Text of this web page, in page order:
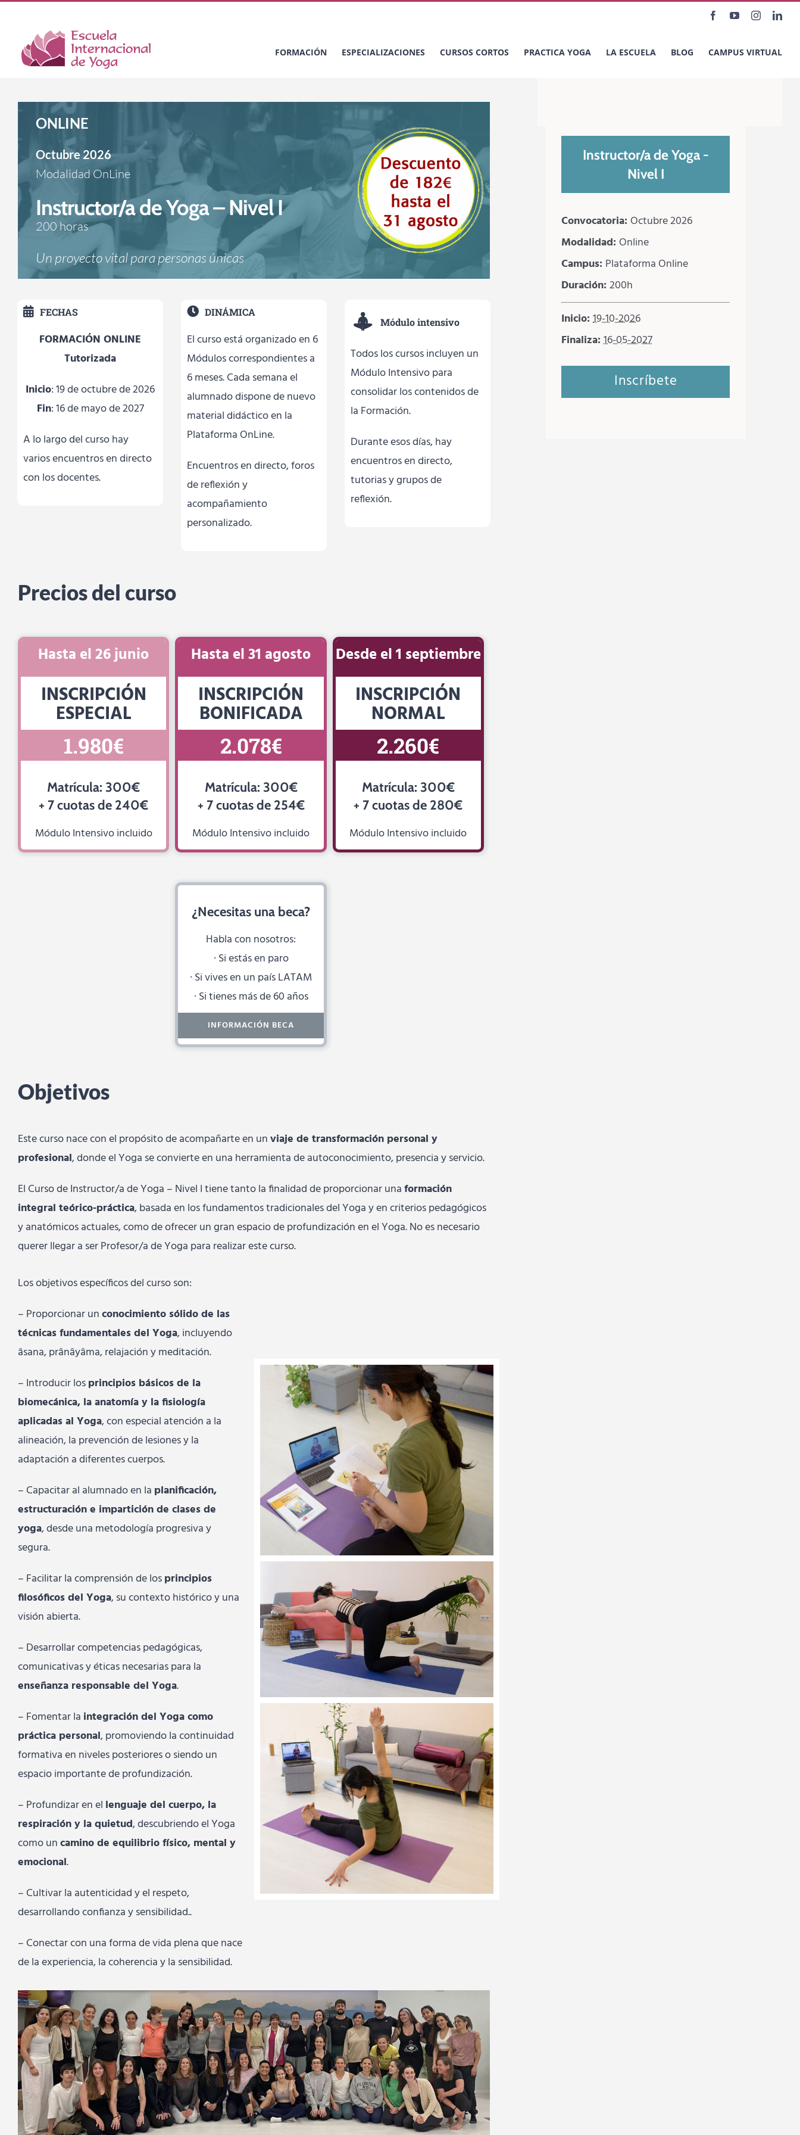
contenido
FacebookYouTubeInstagram
FORMACIÓN ESPECIALIZACIONES CURSOS CORTOS PRACTICA YOGA LA ESCUELA BLOG CAMPUS VIRTUAL
ONLINE
Octubre 2026
Modalidad OnLine
Instructor/a de Yoga – Nivel I
200 horas
Un proyecto vital para personas únicas
FECHAS
FORMACIÓN ONLINE
Tutorizada
Inicio: 19 de octubre de 2026
Fin: 16 de mayo de 2027
A lo largo del curso hay
varios encuentros en directo
con los docentes.
DINÁMICA
El curso está organizado en 6
Módulos correspondientes a
6 meses. Cada semana el
alumnado dispone de nuevo
material didáctico en la
Plataforma OnLine.
Encuentros en directo, foros
de reflexión y
acompañamiento
personalizado.
Módulo intensivo
Todos los cursos incluyen un
Módulo Intensivo para
consolidar los contenidos de
la Formación.
Durante esos días, hay
encuentros en directo,
tutorias y grupos de
reflexión.
Precios del curso
Hasta el 26 junio
INSCRIPCIÓN
ESPECIAL
1.980€
Matrícula: 300€
+ 7 cuotas de 240€
Módulo Intensivo incluido
Hasta el 31 agosto
INSCRIPCIÓN
BONIFICADA
2.078€
Matrícula: 300€
+ 7 cuotas de 254€
Módulo Intensivo incluido
Desde el 1 septiembre
INSCRIPCIÓN
NORMAL
2.260€
Matrícula: 300€
+ 7 cuotas de 280€
Módulo Intensivo incluido
¿Necesitas una beca?
Habla con nosotros:
· Si estás en paro
· Si vives en un país LATAM
· Si tienes más de 60 años
INFORMACIÓN BECA
Objetivos
Este curso nace con el propósito de acompañarte en unviaje de transformación personal y
profesional, donde el Yoga se convierte en una herramienta de autoconocimiento, presencia y servicio.
El Curso de Instructor/a de Yoga – Nivel I tiene tanto la finalidad de proporcionar unaformación
integral teórico-práctica, basada en los fundamentos tradicionales del Yoga y en criterios pedagógicos
y anatómicos actuales, como de ofrecer un gran espacio de profundización en el Yoga. No es necesario
querer llegar a ser Profesor/a de Yoga para realizar este curso.
Los objetivos específicos del curso son:
– Proporcionar unconocimiento sólido de las
técnicas fundamentales del Yoga, incluyendo
âsana, prânâyâma, relajación y meditación.
– Introducir losprincipios básicos de la
biomecánica, la anatomía y la fisiología
aplicadas al Yoga, con especial atención a la
alineación, la prevención de lesiones y la
adaptación a diferentes cuerpos.
– Capacitar al alumnado en la planificación,
estructuración e impartición de clases de
yoga, desde una metodología progresiva y
segura.
– Facilitar la comprensión de losprincipios
filosóficos del Yoga, su contexto histórico y una
visión abierta.
– Desarrollar competencias pedagógicas,
comunicativas y éticas necesarias para la
enseñanza responsable del Yoga.
– Fomentar la integración del Yoga como
práctica personal, promoviendo la continuidad
formativa en niveles posteriores o siendo un
espacio importante de profundización.
– Profundizar en el lenguaje del cuerpo, la
respiración y la quietud, descubriendo el Yoga
como uncamino de equilibrio físico, mental y
emocional.
– Cultivar la autenticidad y el respeto,
desarrollando confianza y sensibilidad..
– Conectar con una forma de vida plena que nace
de la experiencia, la coherencia y la sensibilidad.
Instructor/a de Yoga -
Nivel I
Convocatoria: Octubre 2026
Modalidad: Online
Campus: Plataforma Online
Duración:200h
Inicio:19-10-2026
Finaliza:16-05-2027
Inscríbete